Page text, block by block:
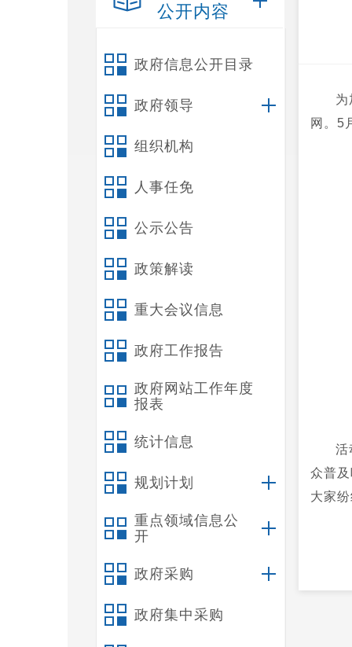
公开内容
政府信息公开目录
政府领导
组织机构
人事任免
公示公告
政策解读
重大会议信息
政府工作报告
政府网站工作年度
报表
统计信息
规划计划
重点领域信息公
开
政府采购
政府集中采购
为
网。5
活
众普
大家